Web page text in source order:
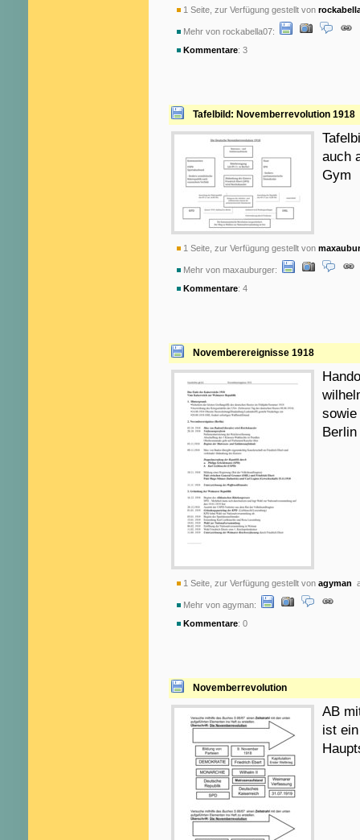
1 Seite, zur Verfügung gestellt von
Mehr von rockabella07:
Kommentare: 3
Tafelbild: Novemberrevolution 1918
auch
Gym
1 Seite, zur Verfügung gestellt von
Mehr von maxauburger:
Kommentare: 4
Novemberereignisse 1918
sowie
1 Seite, zur Verfügung gestellt von agyman
Mehr von agyman:
Kommentare: 0
Novemberrevolution
AB
ist